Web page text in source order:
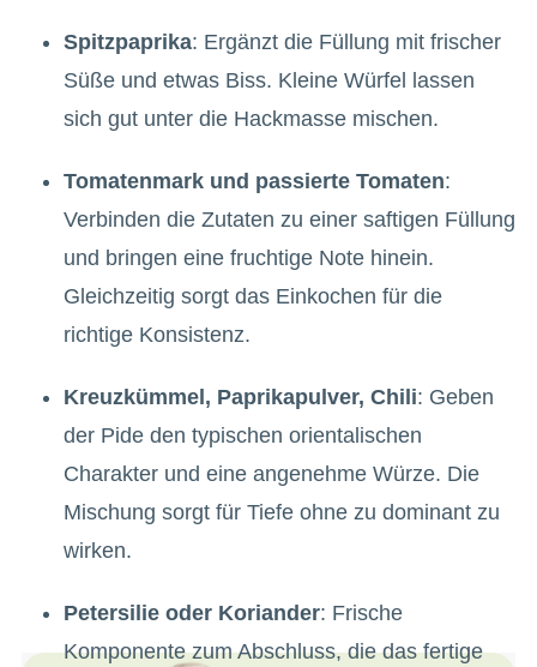
Spitzpaprika: Ergänzt die Füllung mit frischer
Süße und etwas Biss. Kleine Würfel lassen
sich gut unter die Hackmasse mischen.
Tomatenmark und passierte Tomaten:
Verbinden die Zutaten zu einer saftigen Füllung
und bringen eine fruchtige Note hinein.
Gleichzeitig sorgt das Einkochen für die
richtige Konsistenz.
Kreuzkümmel, Paprikapulver, Chili: Geben
der Pide den typischen orientalischen
Charakter und eine angenehme Würze. Die
Mischung sorgt für Tiefe ohne zu dominant zu
wirken.
Petersilie oder Koriander: Frische
Komponente zum Abschluss, die das fertige